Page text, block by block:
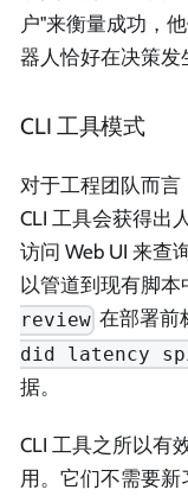
户"来衡量成功，
器人恰好在决策发
CLI 工具模式
对于工程团队而言
CLI 工具会获得出
访问 Web UI 来查
以管道到现有脚本
review 在部署前
did latency
据。
CLI 工具之所以有
用。它们不需要